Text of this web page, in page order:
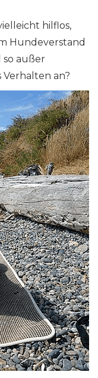
hilflos,
Hundeverstand
so außer
Verhalten an?